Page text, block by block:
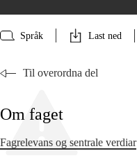
Språk Last ned
Til overordna del
Om faget
Fagrelevans og sentrale verdiar